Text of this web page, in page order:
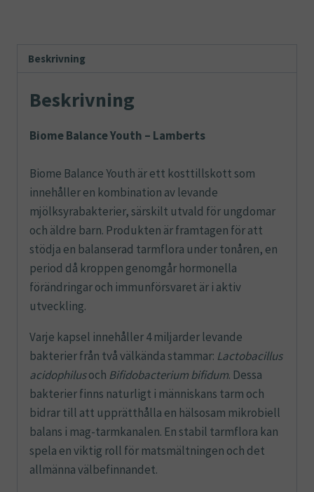
Beskrivning
Beskrivning
Biome Balance Youth – Lamberts
Biome Balance Youth är ett kosttillskott som
innehåller en kombination av levande
mjölksyrabakterier, särskilt utvald för ungdomar
och äldre barn. Produkten är framtagen för att
stödja en balanserad tarmflora under tonåren, en
period då kroppen genomgår hormonella
förändringar och immunförsvaret är i aktiv
utveckling.
Varje kapsel innehåller 4 miljarder levande
bakterier från två välkända stammar: Lactobacillus
acidophilusoch Bifidobacterium bifidum. Dessa
bakterier finns naturligt i människans tarm och
bidrar till att upprätthålla en hälsosam mikrobiell
balans i mag-tarmkanalen. En stabil tarmflora kan
spela en viktig roll för matsmältningen och det
allmänna välbefinnandet.